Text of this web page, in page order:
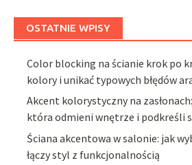
OSTATNIE WPISY
Color blocking na ścianie krok po
kolory i unikać typowych błędów
Akcent kolorystyczny na
która odmieni wnętrze i podkreśli
Ściana akcentowa w salonie: jak
łączy styl z funkcjonalnością